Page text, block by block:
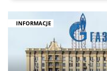
INFORMACJE